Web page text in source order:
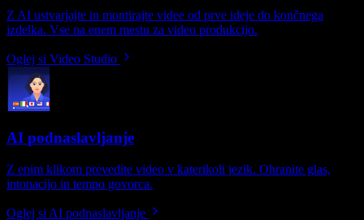
Z AI ustvarjajte in montirajte videe od prve ideje do končnega
izdelka. Vse na enem mestu za video produkcijo.
Oglej si Video Studio
AI podnaslavljanje
Z enim klikom prevedite video v katerikoli jezik. Ohranite glas,
intonacijo in tempo govorca.
Oglej si AI podnaslavljanje